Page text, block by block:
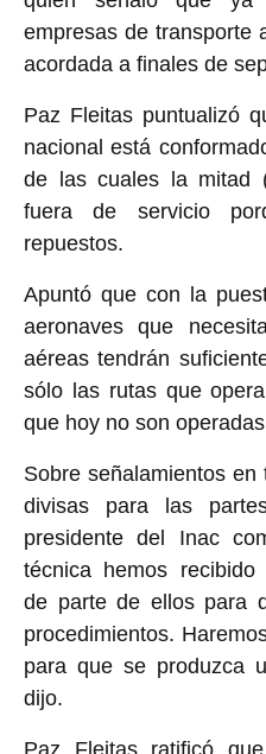
empresas de transporte
acordada a finales de
Paz Fleitas puntualizó
nacional está
de las cuales la mitad
fuera de servicio
repuestos.
Apuntó que con la
aeronaves que
aéreas tendrán
sólo las rutas que
que hoy no son
Sobre señalamientos
divisas para las
presidente del Inac
técnica hemos recibido
de parte de ellos para
procedimientos.
para que se produzca
dijo.